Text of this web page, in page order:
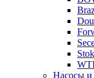
Насосы и